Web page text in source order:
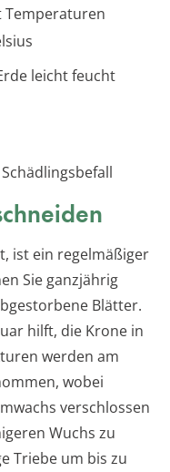
Temperaturen
leicht feucht
ist ein regelmäßiger
Sie ganzjährig
Blätter.
hilft, die Krone in
werden am
wobei
verschlossen
Wuchs zu
Triebe um bis zu